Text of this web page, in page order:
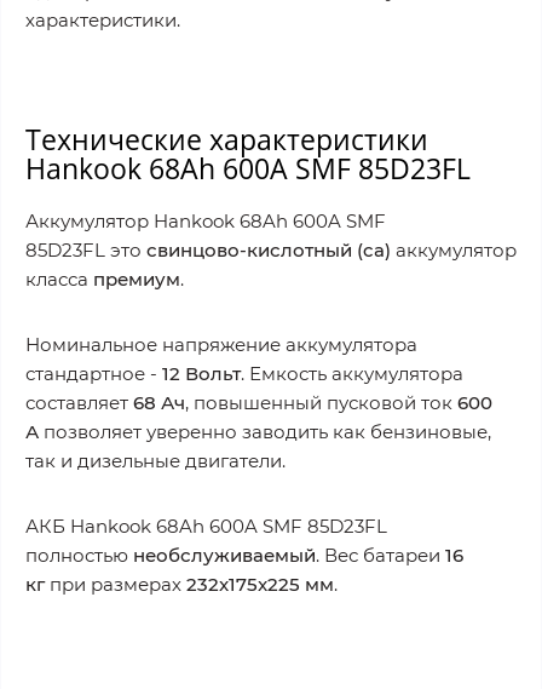
характеристики.
Технические характеристики
Hankook 68Ah 600A SMF 85D23FL
Аккумулятор Hankook 68Ah 600A SMF
85D23FL это свинцово-кислотный (ca) аккумулятор
класса премиум.
Номинальное напряжение аккумулятора
стандартное - 12 Вольт. Емкость аккумулятора
составляет 68 Ач, повышенный пусковой ток 600
А позволяет уверенно заводить как бензиновые,
так и дизельные двигатели.
АКБ Hankook 68Ah 600A SMF 85D23FL
полностью необслуживаемый. Вес батареи 16
кгпри размерах 232x175x225 мм.